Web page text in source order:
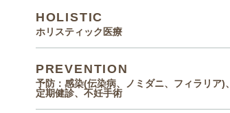
HOLISTIC
ホリスティック医療
PREVENTION
予防：感染(伝染病、ノミダニ、フィラリア)、
定期健診、不妊手術